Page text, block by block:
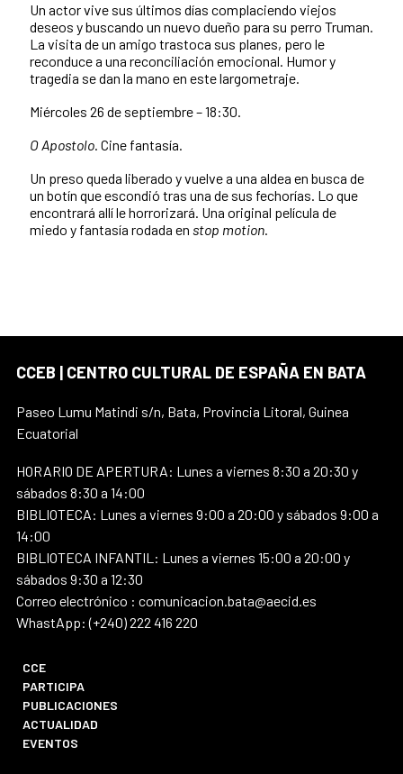
Un actor vive sus últimos días complaciendo viejos
deseos y buscando un nuevo dueño para su perro Truman.
La visita de un amigo trastoca sus planes, pero le
reconduce a una reconciliación emocional. Humor y
tragedia se dan la mano en este largometraje.
Miércoles 26 de septiembre – 18:30.
O Apostolo. Cine fantasía.
Un preso queda liberado y vuelve a una aldea en busca de
un botín que escondió tras una de sus fechorías. Lo que
encontrará allí le horrorizará. Una original película de
miedo y fantasía rodada en stop motion.
CCEB | CENTRO CULTURAL DE ESPAÑA EN BATA
Paseo Lumu Matindi s/n, Bata, Provincia Litoral, Guinea
Ecuatorial
HORARIO DE APERTURA: Lunes a viernes 8:30 a 20:30 y
sábados 8:30 a 14:00
BIBLIOTECA: Lunes a viernes 9:00 a 20:00 y sábados 9:00 a
14:00
BIBLIOTECA INFANTIL: Lunes a viernes 15:00 a 20:00 y
sábados 9:30 a 12:30
Correo electrónico : comunicacion.bata@aecid.es
WhastApp: (+240) 222 416 220
CCE
PARTICIPA
PUBLICACIONES
ACTUALIDAD
EVENTOS